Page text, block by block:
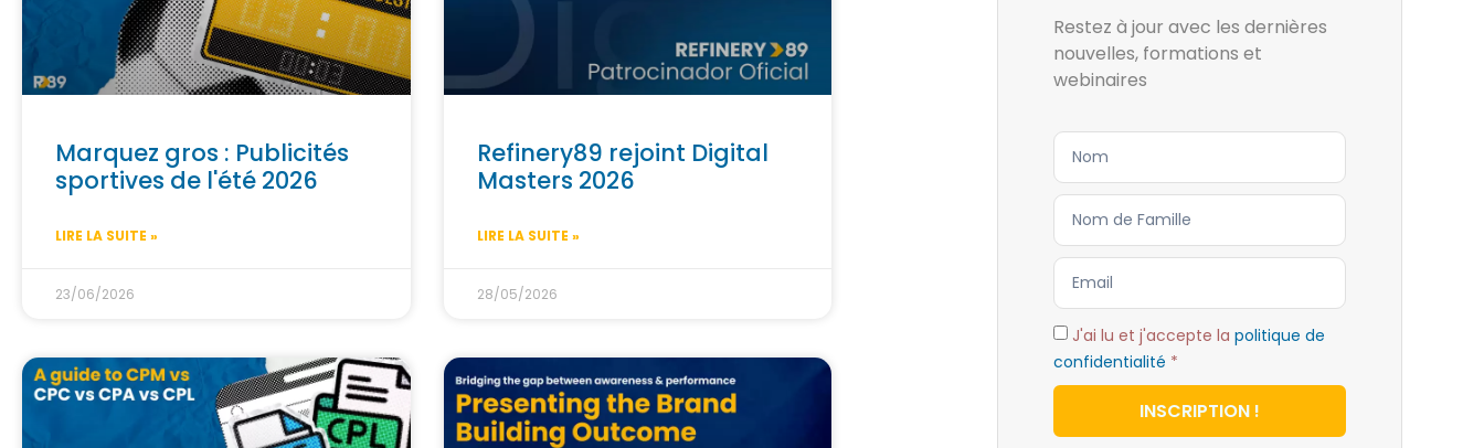
Marquez gros : Publicités
sportives de l'été 2026
LIRE LA SUITE »
23/06/2026
Refinery89 rejoint Digital
Masters 2026
LIRE LA SUITE »
28/05/2026
Restez à jour avec les dernières
nouvelles, formations et
webinaires
J'ai lu et j'accepte la politique de
confidentialité *
INSCRIPTION !